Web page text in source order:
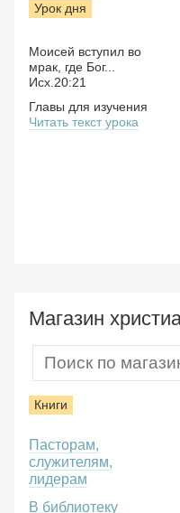
Урок дня
Моисей вступил во
мрак, где Бог...
Исх.20:21
Главы для изучения
Читать текст урока
Магазин
Книги
Пасторам,
служителям,
лидерам
В библиотеку